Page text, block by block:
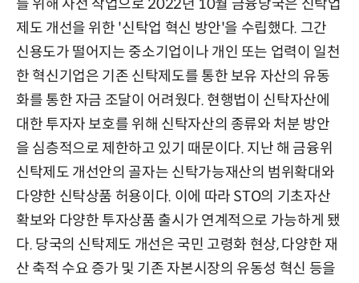
를 위해 사전 작업으로 2022년 10월 금융당국은 신탁업
제도 개선을 위한 '신탁업 혁신 방안'을 수립했다. 그간
신용도가 떨어지는 중소기업이나 개인 또는 업력이 일천
한 혁신기업은 기존 신탁제도를 통한 보유 자산의 유동
화를 통한 자금 조달이 어려웠다. 현행법이 신탁자산에
대한 투자자 보호를 위해 신탁자산의 종류와 처분 방안
을 심층적으로 제한하고 있기 때문이다. 지난 해 금융위
신탁제도 개선안의 골자는 신탁가능재산의 범위확대와
다양한 신탁상품 허용이다. 이에 따라 STO의 기초자산
확보와 다양한 투자상품 출시가 연계적으로 가능하게 됐
다. 당국의 신탁제도 개선은 국민 고령화 현상, 다양한 재
산 축적 수요 증가 및 기존 자본시장의 유동성 혁신 등을